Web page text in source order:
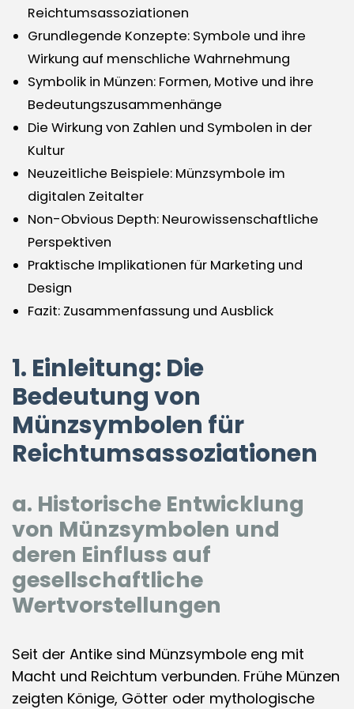
Reichtumsassoziationen
Grundlegende Konzepte: Symbole und ihre
Wirkung auf menschliche Wahrnehmung
Symbolik in Münzen: Formen, Motive und ihre
Bedeutungszusammenhänge
Die Wirkung von Zahlen und Symbolen in der
Kultur
Neuzeitliche Beispiele: Münzsymbole im
digitalen Zeitalter
Non-Obvious Depth: Neurowissenschaftliche
Perspektiven
Praktische Implikationen für Marketing und
Design
Fazit: Zusammenfassung und Ausblick
1. Einleitung: Die
Bedeutung von
Münzsymbolen für
Reichtumsassoziationen
a. Historische Entwicklung
von Münzsymbolen und
deren Einfluss auf
gesellschaftliche
Wertvorstellungen
Seit der Antike sind Münzsymbole eng mit
Macht und Reichtum verbunden. Frühe Münzen
zeigten Könige, Götter oder mythologische